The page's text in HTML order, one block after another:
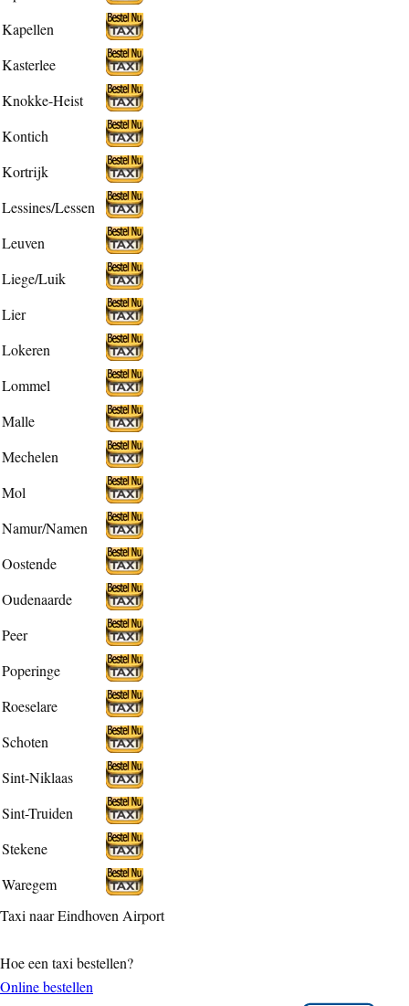
Kapellen
Kasterlee
Knokke-Heist
Kontich
Kortrijk
Lessines/Lessen
Leuven
Liege/Luik
Lier
Lokeren
Lommel
Malle
Mechelen
Mol
Namur/Namen
Oostende
Oudenaarde
Peer
Poperinge
Roeselare
Schoten
Sint-Niklaas
Sint-Truiden
Stekene
Waregem
Taxi naar Eindhoven Airport
Hoe een taxi bestellen?
Online bestellen